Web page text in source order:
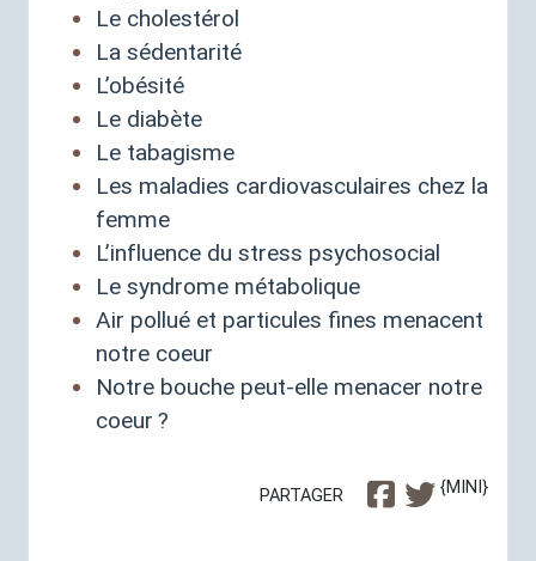
Le cholestérol
La sédentarité
L’obésité
Le diabète
Le tabagisme
Les maladies cardiovasculaires chez la
femme
L’influence du stress psychosocial
Le syndrome métabolique
Air pollué et particules fines menacent
notre coeur
Notre bouche peut-elle menacer notre
coeur ?
PARTAGER {MINI}